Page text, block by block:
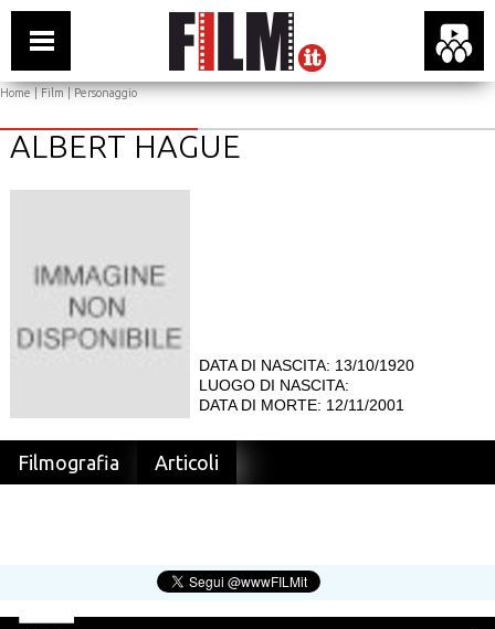
Home|Film| Personaggio
ALBERT HAGUE
DATA DI NASCITA: 13/10/1920
LUOGO DI NASCITA:
DATA DI MORTE: 12/11/2001
Filmografia Articoli